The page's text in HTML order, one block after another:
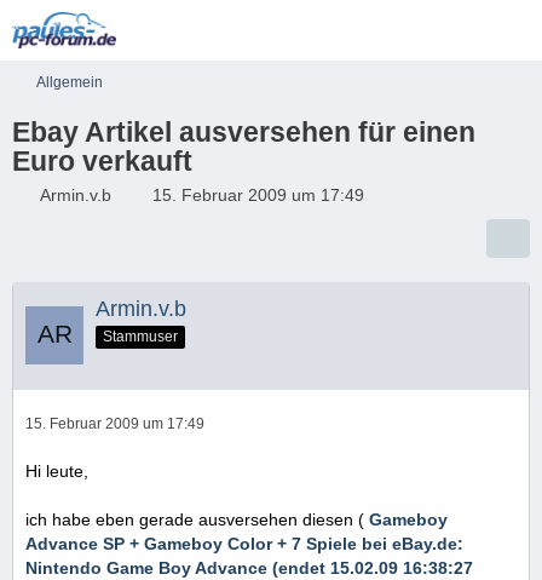
Allgemein
Ebay Artikel ausversehen für einen
Euro verkauft
Armin.v.b 15. Februar 2009 um 17:49
Armin.v.b
Stammuser
15. Februar 2009 um 17:49
Hi leute,
ich habe eben gerade ausversehen diesen ( Gameboy
Advance SP + Gameboy Color + 7 Spiele bei eBay.de:
Nintendo Game Boy Advance (endet 15.02.09 16:38:27